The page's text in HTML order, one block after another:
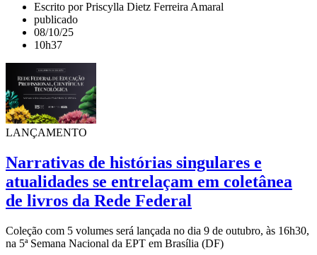
Escrito por Priscylla Dietz Ferreira Amaral
publicado
08/10/25
10h37
LANÇAMENTO
Narrativas de histórias singulares e
atualidades se entrelaçam em coletânea
de livros da Rede Federal
Coleção com 5 volumes será lançada no dia 9 de outubro, às 16h30,
na 5ª Semana Nacional da EPT em Brasília (DF)